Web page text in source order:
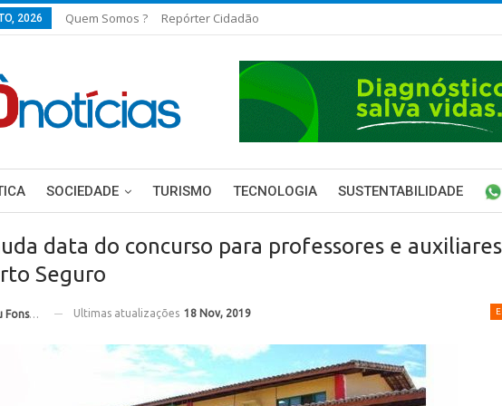
2026 Quem Somos ? Repórter Cidadão
SOCIEDADE TURISMO TECNOLOGIA SUSTENTABILIDADE
data do concurso para professores e
Seguro
Ultimas atualizações 18 Nov, 2019